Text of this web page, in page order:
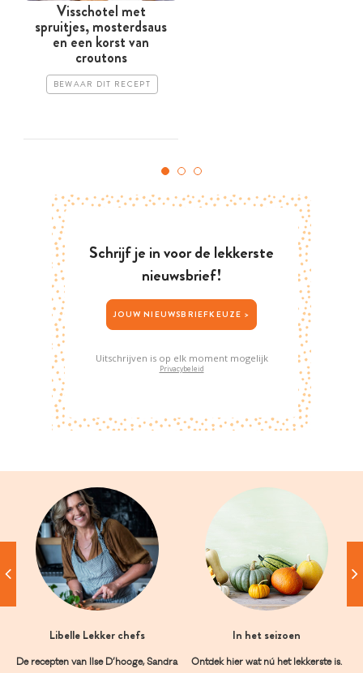
Visschotel met
spruitjes, mosterdsaus
en een korst van
croutons
BEWAAR DIT RECEPT
Schrijf je in voor de lekkerste
nieuwsbrief!
JOUW NIEUWSBRIEFKEUZE >
Uitschrijven is op elk moment mogelijk
Privacybeleid
Libelle Lekker chefs
De recepten van Ilse D’hooge, Sandra
In het seizoen
Ontdek hier wat nú het lekkerste is.